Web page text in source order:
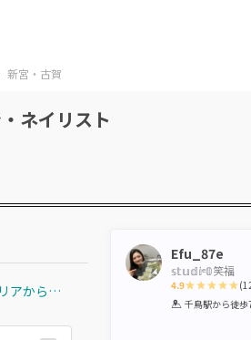
新宮・古賀
ネイリスト
九州・沖縄/福岡県/エリアから選ぶ/新宮・古賀
Efu_87e
𝕤𝕥𝕦𝕕𝕚ᵉ𝟘笑福
4.9
1 2 3 4 5
(
千鳥駅から徒歩